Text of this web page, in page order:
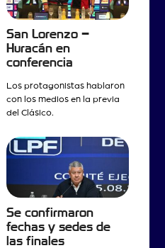
San Lorenzo –
Huracán en
conferencia
Los protagonistas hablaron
con los medios en la previa
del Clásico.
Se confirmaron
fechas y sedes de
las finales